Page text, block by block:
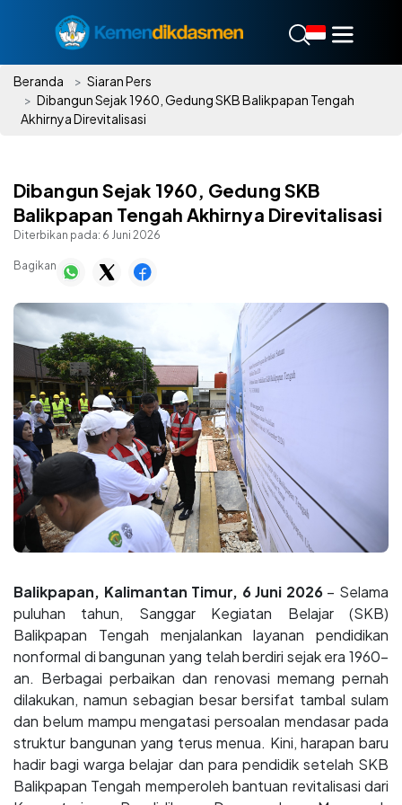
Beranda
Siaran Pers
Dibangun Sejak 1960, Gedung SKB Balikpapan Tengah
Akhirnya Direvitalisasi
Dibangun Sejak 1960, Gedung SKB
Balikpapan Tengah Akhirnya Direvitalisasi
Diterbikan pada: 6 Juni 2026
Bagikan
Balikpapan, Kalimantan Timur, 6 Juni 2026– Selama
puluhan tahun, Sanggar Kegiatan Belajar (SKB)
Balikpapan Tengah menjalankan layanan pendidikan
nonformal di bangunan yang telah berdiri sejak era 1960-
an. Berbagai perbaikan dan renovasi memang pernah
dilakukan, namun sebagian besar bersifat tambal sulam
dan belum mampu mengatasi persoalan mendasar pada
struktur bangunan yang terus menua. Kini, harapan baru
hadir bagi warga belajar dan para pendidik setelah SKB
Balikpapan Tengah memperoleh bantuan revitalisasi dari